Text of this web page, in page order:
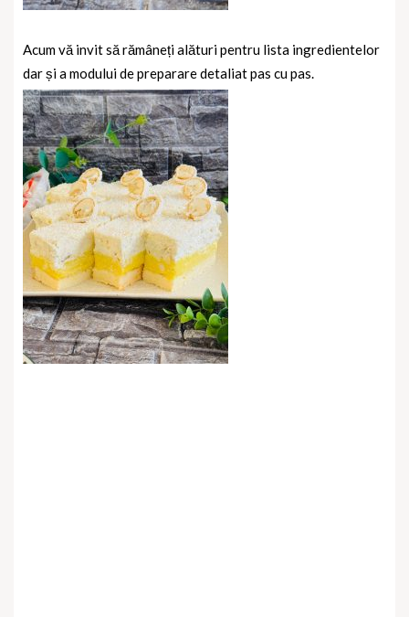
Acum vă invit să rămâneți alături pentru lista ingredientelor
dar și a modului de preparare detaliat pas cu pas.